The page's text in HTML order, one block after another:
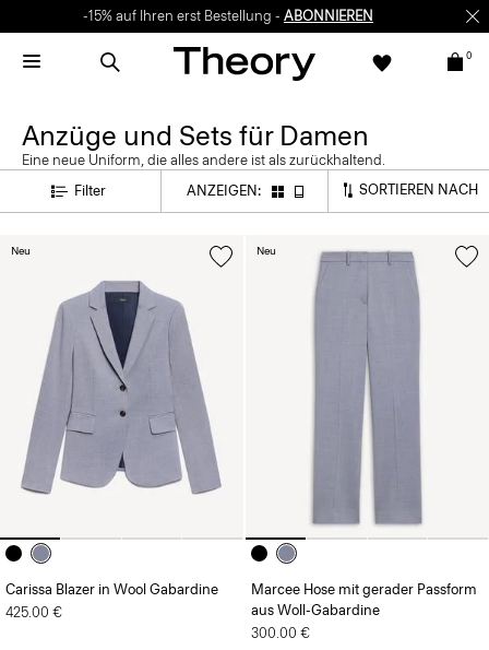
-15% auf Ihren erst Bestellung - ABONNIEREN
0
Anzüge und Sets für Damen
Eine neue Uniform, die alles andere ist als zurückhaltend.
Filter
ANZEIGEN: SORTIEREN NACH
Carissa Blazer in Wool Gabardine
425.00 €
Neu
Marcee Hose mit gerader Passform
aus Woll-Gabardine
300.00 €
Neu